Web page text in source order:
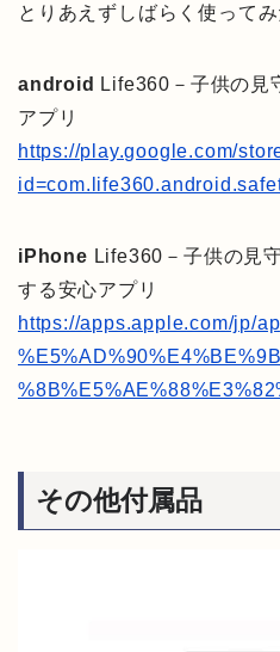
とりあえずしばらく使ってみ
android
Life360－子供の見
アプリ
https://play.google.com/
iPhone Life360－子供の見
する安心アプリ
https://apps.apple.com/jp/
その他付属品